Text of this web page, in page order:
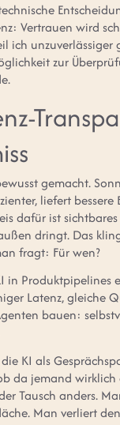
Vertrauen wird
ich unzuverlässiger
zur
gemacht.
liefert bessere
dafür ist
dringt. Das
fragt: Für wen?
in Produktpipelines
Latenz, gleiche
bauen:
KI als
da jemand
Tausch anders.
Man verliert